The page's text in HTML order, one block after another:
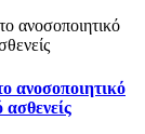
ανοσοποιητικό